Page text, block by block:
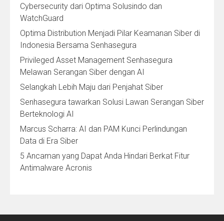
Cybersecurity dari Optima Solusindo dan
WatchGuard
Optima Distribution Menjadi Pilar Keamanan Siber di
Indonesia Bersama Senhasegura
Privileged Asset Management Senhasegura
Melawan Serangan Siber dengan AI
Selangkah Lebih Maju dari Penjahat Siber
Senhasegura tawarkan Solusi Lawan Serangan Siber
Berteknologi AI
Marcus Scharra: AI dan PAM Kunci Perlindungan
Data di Era Siber
5 Ancaman yang Dapat Anda Hindari Berkat Fitur
Antimalware Acronis